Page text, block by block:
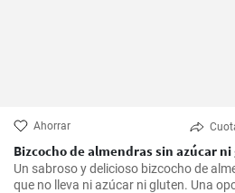
Ahorrar
Bizcocho de almendras sin azúcar
Un sabroso y delicioso bizcocho de
que no lleva ni azúcar ni gluten. Una